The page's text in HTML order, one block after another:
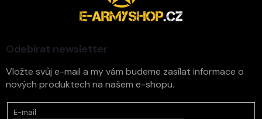
Odebírat newsletter
Vložte svůj e-mail a my vám budeme zasílat informace o
nových produktech na našem e-shopu.
E-mail